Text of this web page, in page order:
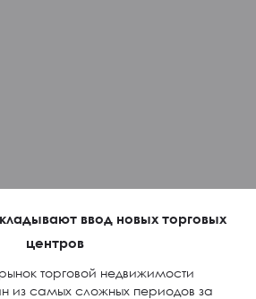
ввод новых торговых
центров
торговой недвижимости
из самых сложных периодов за